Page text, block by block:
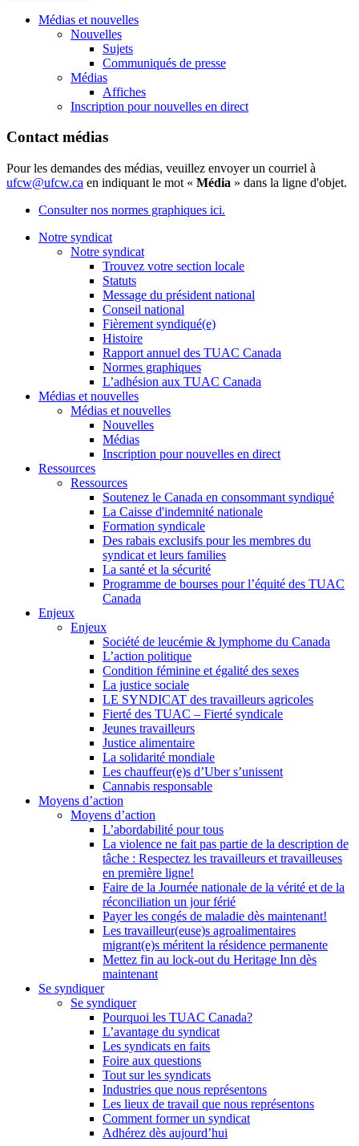
Médias et nouvelles
Nouvelles
Sujets
Communiqués de presse
Médias
Affiches
Inscription pour nouvelles en direct
Contact médias
Pour les demandes des médias, veuillez envoyer un courriel à
ufcw@ufcw.ca en indiquant le mot « Média » dans la ligne d'objet.
Consulter nos normes graphiques ici.
Notre syndicat
Notre syndicat
Trouvez votre section locale
Statuts
Message du président national
Conseil national
Fièrement syndiqué(e)
Histoire
Rapport annuel des TUAC Canada
Normes graphiques
L’adhésion aux TUAC Canada
Médias et nouvelles
Médias et nouvelles
Nouvelles
Médias
Inscription pour nouvelles en direct
Ressources
Ressources
Soutenez le Canada en consommant syndiqué
La Caisse d'indemnité nationale
Formation syndicale
Des rabais exclusifs pour les membres du
syndicat et leurs families
La santé et la sécurité
Programme de bourses pour l’équité des TUAC
Canada
Enjeux
Enjeux
Société de leucémie & lymphome du Canada
L’action politique
Condition féminine et égalité des sexes
La justice sociale
LE SYNDICAT des travailleurs agricoles
Fierté des TUAC – Fierté syndicale
Jeunes travailleurs
Justice alimentaire
La solidarité mondiale
Les chauffeur(e)s d’Uber s’unissent
Cannabis responsable
Moyens d’action
Moyens d’action
L’abordabilité pour tous
La violence ne fait pas partie de la description de
tâche : Respectez les travailleurs et travailleuses
en première ligne!
Faire de la Journée nationale de la vérité et de la
réconciliation un jour férié
Payer les congés de maladie dès maintenant!
Les travailleur(euse)s agroalimentaires
migrant(e)s méritent la résidence permanente
Mettez fin au lock-out du Heritage Inn dès
maintenant
Se syndiquer
Se syndiquer
Pourquoi les TUAC Canada?
L’avantage du syndicat
Les syndicats en faits
Foire aux questions
Tout sur les syndicats
Industries que nous représentons
Les lieux de travail que nous représentons
Comment former un syndicat
Adhérez dès aujourd’hui